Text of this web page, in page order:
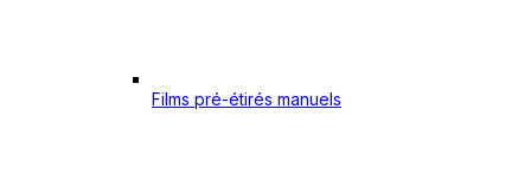
Films pré-étirés manuels